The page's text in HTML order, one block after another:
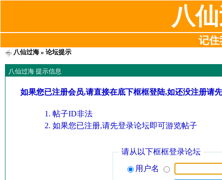
八
记住
八仙过海» 论坛提示
八仙过海 提示信息
如果您已注册会员,请直接在底下框框登陆,如还没注册请
帖子ID非法
如果您已注册,请先登录论坛即可游览帖子
请从以下框框登录论坛
用户名